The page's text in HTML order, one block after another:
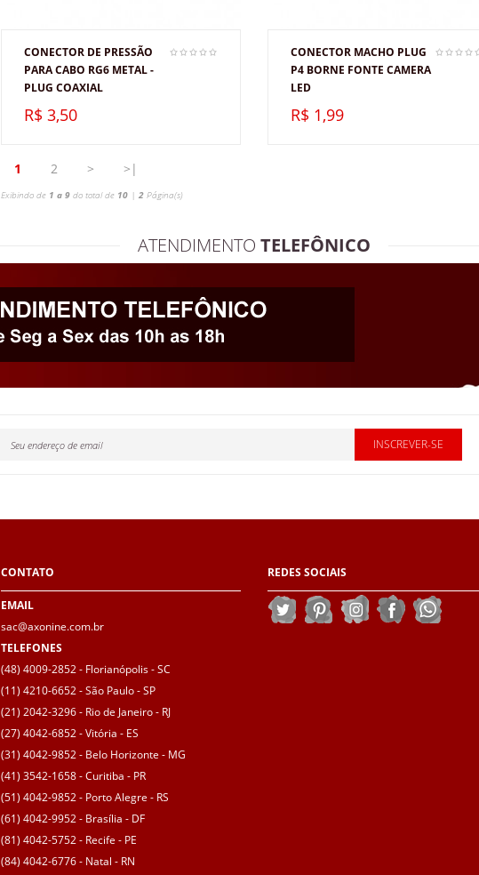
CONECTOR DE PRESSÃO
PARA CABO RG6 METAL -
PLUG COAXIAL
R$ 3,50
CONECTOR MACHO PLUG
P4 BORNE FONTE CAMERA
LED
R$ 1,99
1 2 > >|
Exibindo de 1 a 9 do total de 10 | 2 Página(s)
ATENDIMENTO TELEFÔNICO
INSCREVER-SE
CONTATO
EMAIL
sac@axonine.com.br
TELEFONES
(48) 4009-2852 - Florianópolis - SC
(11) 4210-6652 - São Paulo - SP
(21) 2042-3296 - Rio de Janeiro - RJ
(27) 4042-6852 - Vitória - ES
(31) 4042-9852 - Belo Horizonte - MG
(41) 3542-1658 - Curitiba - PR
(51) 4042-9852 - Porto Alegre - RS
(61) 4042-9952 - Brasília - DF
(81) 4042-5752 - Recife - PE
(84) 4042-6776 - Natal - RN
REDESSOCIAIS